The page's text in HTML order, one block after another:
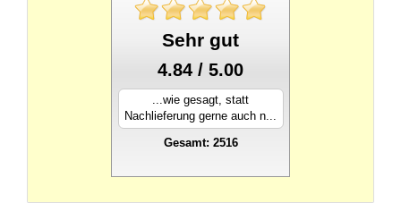
Sehr gut
4.84 / 5.00
...wie gesagt, statt
Nachlieferung gerne auch n...
Gesamt: 2516